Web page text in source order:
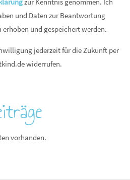
und Daten zur Beantwortung
und gespeichert werden.
jederzeit für die Zukunft per
widerrufen.
vorhanden.